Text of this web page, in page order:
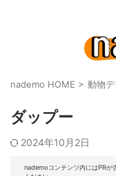
nademo HOME > 動物デ
ダップー
2024年10月2日
nademoコンテンツ内にはPRが